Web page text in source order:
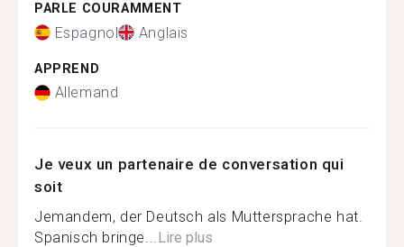
PARLE COURAMMENT
Espagnol Anglais
APPREND
Allemand
Je veux un partenaire de conversation qui
soit
Jemandem, der Deutsch als Muttersprache hat.
Spanisch bringe...Lire plus